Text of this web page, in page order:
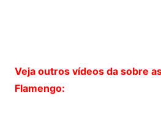
Veja outros vídeos da sobre
Flamengo: